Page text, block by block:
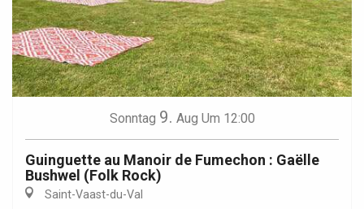
Sonntag 9. Aug Um 12:00
Guinguette au Manoir de Fumechon : Gaëlle
Bushwel (Folk Rock)
Saint-Vaast-du-Val